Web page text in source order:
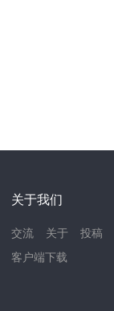
关于我们
交流 关于
投稿
客户端下载